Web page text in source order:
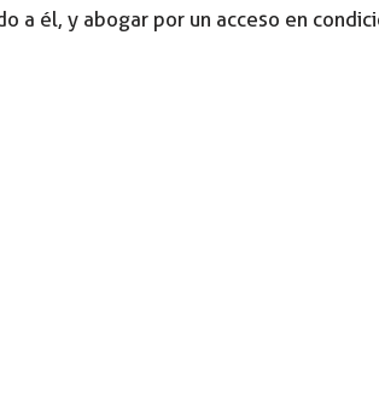
a él, y abogar por un acceso en